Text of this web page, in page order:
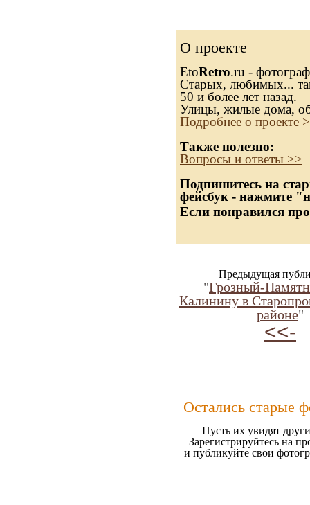
О проекте
EtoRetro.ru -
Старых, любимых...
50 и более лет назад.
Улицы, жилые дома,
Подробнее о проекте
Также полезно:
Вопросы и ответы >>
Подпишитесь на
фейсбук - нажмите
Если понравился
Предыдущая
"Грозный-
Калинину в
районе"
<<-
Остались старые
Пусть их увидят
Зарегистрируйтесь на
и публикуйте свои